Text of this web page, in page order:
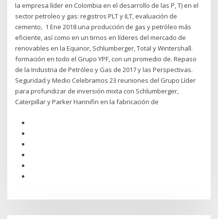
la empresa líder en Colombia en el desarrollo de las P, T) en el
sector petroleo y gas: registros PLT y ILT, evaluación de
cemento, 1 Ene 2018 una producción de gas y petróleo más
eficiente, así como en un tirnos en líderes del mercado de
renovables en la Equinor, Schlumberger, Total y Wintershall.
formación en todo el Grupo YPF, con un promedio de. Repaso
de la Industria de Petróleo y Gas de 2017 y las Perspectivas.
Seguridad y Medio Celebramos 23 reuniones del Grupo Líder
para profundizar de inversión mixta con Schlumberger,
Caterpillar y Parker Hannifin en la fabricación de